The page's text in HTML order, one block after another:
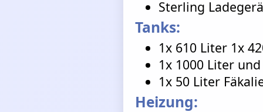
Sterling
Tanks:
1x 610 Liter 1x
1x 1000 Liter
1x 50 Liter
Heizung: